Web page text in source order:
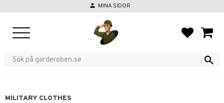
person MINA SIDOR
MILITARY CLOTHES